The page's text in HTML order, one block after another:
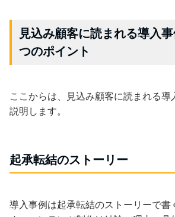
見込み顧客に読まれる導入
つのポイント
ここからは、見込み顧客に読まれる
説明します。
起承転結のストーリー
導入事例は起承転結のストーリーで書